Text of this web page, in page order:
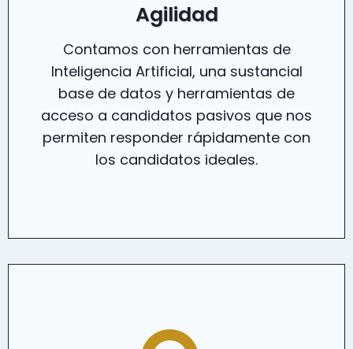
Agilidad
Contamos con herramientas de
Inteligencia Artificial, una sustancial
base de datos y herramientas de
acceso a candidatos pasivos que nos
permiten responder rápidamente con
los candidatos ideales.